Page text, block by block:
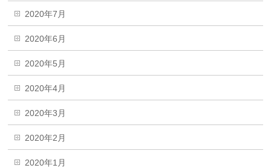
2020年7月
2020年6月
2020年5月
2020年4月
2020年3月
2020年2月
2020年1月